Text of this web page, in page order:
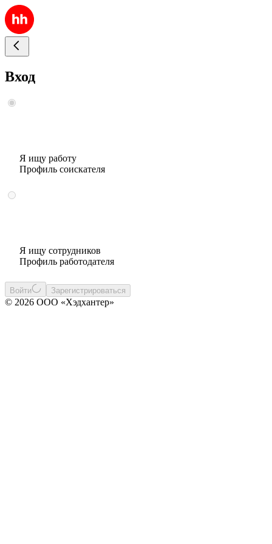
Вход
Я ищу работу
Профиль соискателя
Я ищу сотрудников
Профиль работодателя
Войти Зарегистрироваться
© 2026 ООО «Хэдхантер»